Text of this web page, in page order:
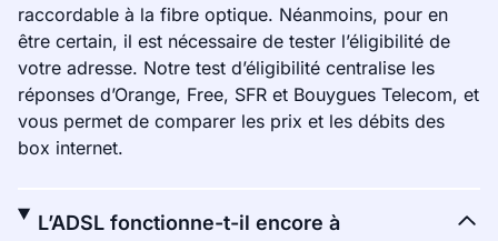
raccordable à la fibre optique. Néanmoins, pour en
être certain, il est nécessaire de tester l’éligibilité de
votre adresse. Notre test d’éligibilité centralise les
réponses d’Orange, Free, SFR et Bouygues Telecom, et
vous permet de comparer les prix et les débits des
box internet.
L’ADSL fonctionne-t-il encore à